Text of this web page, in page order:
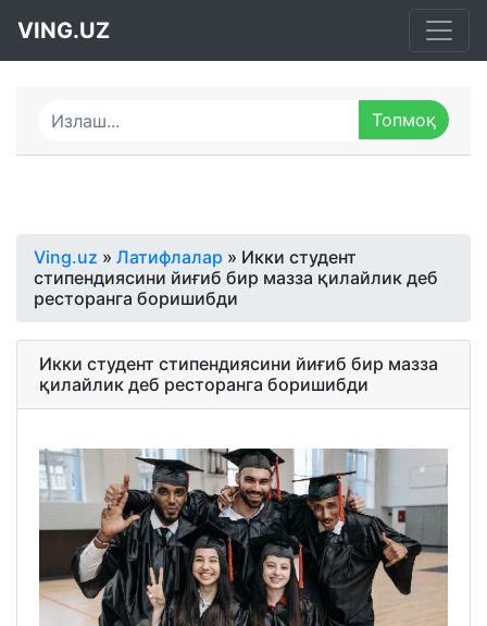
VING.UZ
Ving.uz » Латифлалар » Икки студент
стипендиясини йиғиб бир мазза қилайлик деб
ресторанга боришибди
Икки студент стипендиясини йиғиб бир мазза
қилайлик деб ресторанга боришибди